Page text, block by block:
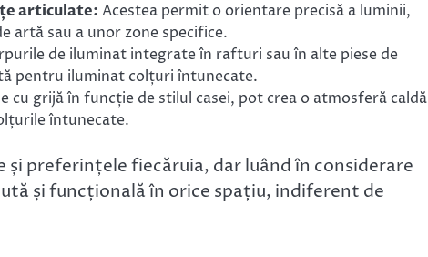
articulate: Acestea permit o orientare precisă a luminii,
artă sau a unor zone specifice.
de iluminat integrate în rafturi sau în alte piese de
pentru iluminat colțuri întunecate.
cu grijă în funcție de stilul casei, pot crea o atmosferă caldă
întunecate.
preferințele fiecăruia, dar luând în considerare
și funcțională în orice spațiu, indiferent de